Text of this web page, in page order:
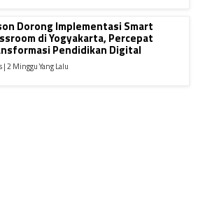
Dorong Implementasi Smart
di Yogyakarta, Percepat
Pendidikan Digital
| 2 Minggu Yang Lalu